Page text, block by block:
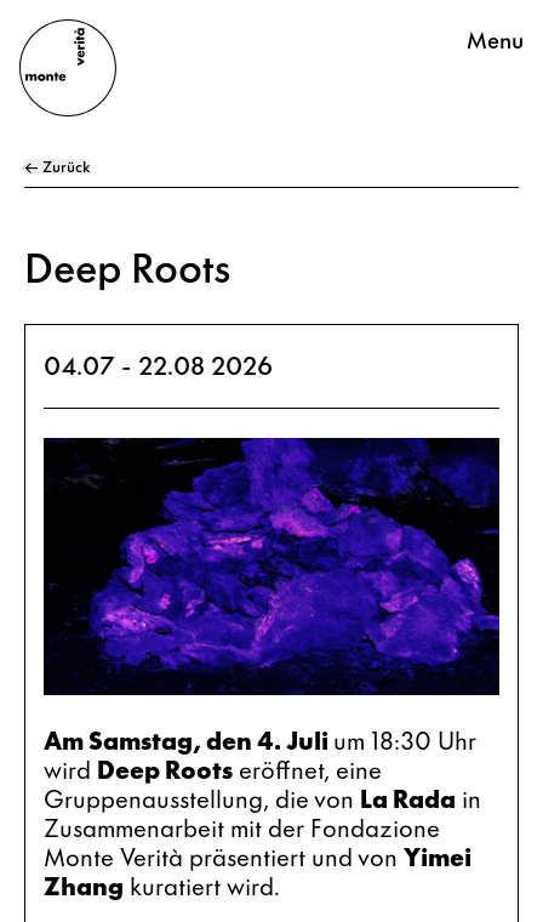
Menu
← Zurück
Deep Roots
04.07 - 22.08 2026
Am Samstag, den 4. Juli um 18:30 Uhr
wird Deep Roots eröffnet, eine
Gruppenausstellung, die von La Rada in
Zusammenarbeit mit der Fondazione
Monte Verità präsentiert und von Yimei
Zhang kuratiert wird.